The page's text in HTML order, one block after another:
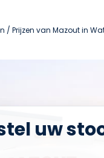
/ Prijzen van Mazout in
uw